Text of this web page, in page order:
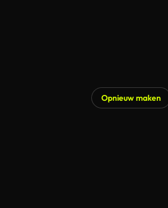
Opnieuw maken